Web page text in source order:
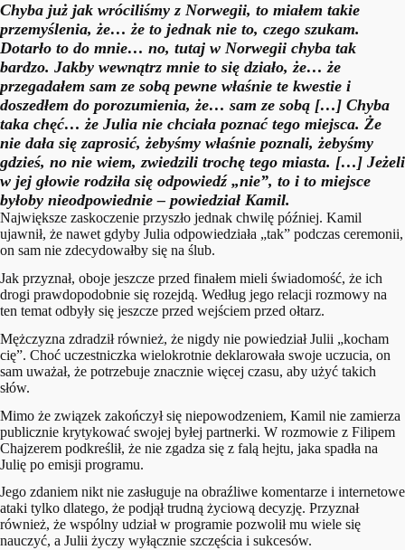
Chyba już jak wróciliśmy z Norwegii, to miałem takie
przemyślenia, że… że to jednak nie to, czego szukam.
Dotarło to do mnie… no, tutaj w Norwegii chyba tak
bardzo. Jakby wewnątrz mnie to się działo, że… że
przegadałem sam ze sobą pewne właśnie te kwestie i
doszedłem do porozumienia, że… sam ze sobą […] Chyba
taka chęć… że Julia nie chciała poznać tego miejsca. Że
nie dała się zaprosić, żebyśmy właśnie poznali, żebyśmy
gdzieś, no nie wiem, zwiedzili trochę tego miasta. […] Jeżeli
w jej głowie rodziła się odpowiedź „nie”, to i to miejsce
byłoby nieodpowiednie – powiedział Kamil.
Największe zaskoczenie przyszło jednak chwilę później. Kamil
ujawnił, że nawet gdyby Julia odpowiedziała „tak” podczas ceremonii,
on sam nie zdecydowałby się na ślub.
Jak przyznał, oboje jeszcze przed finałem mieli świadomość, że ich
drogi prawdopodobnie się rozejdą. Według jego relacji rozmowy na
ten temat odbyły się jeszcze przed wejściem przed ołtarz.
Mężczyzna zdradził również, że nigdy nie powiedział Julii „kocham
cię”. Choć uczestniczka wielokrotnie deklarowała swoje uczucia, on
sam uważał, że potrzebuje znacznie więcej czasu, aby użyć takich
słów.
Mimo że związek zakończył się niepowodzeniem, Kamil nie zamierza
publicznie krytykować swojej byłej partnerki. W rozmowie z Filipem
Chajzerem podkreślił, że nie zgadza się z falą hejtu, jaka spadła na
Julię po emisji programu.
Jego zdaniem nikt nie zasługuje na obraźliwe komentarze i internetowe
ataki tylko dlatego, że podjął trudną życiową decyzję. Przyznał
również, że wspólny udział w programie pozwolił mu wiele się
nauczyć, a Julii życzy wyłącznie szczęścia i sukcesów.